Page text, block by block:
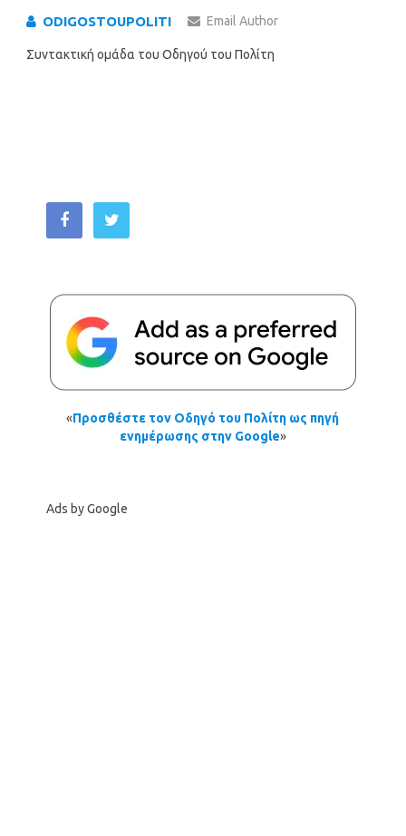
ODIGOSTOUPOLITI Email Author
Συντακτική ομάδα του Οδηγού του Πολίτη
«Προσθέστε τον Οδηγό του Πολίτη ως πηγή
ενημέρωσης στην Google»
Ads by Google